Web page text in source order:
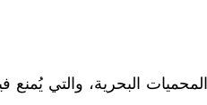
البحرية، والتي يُمنع